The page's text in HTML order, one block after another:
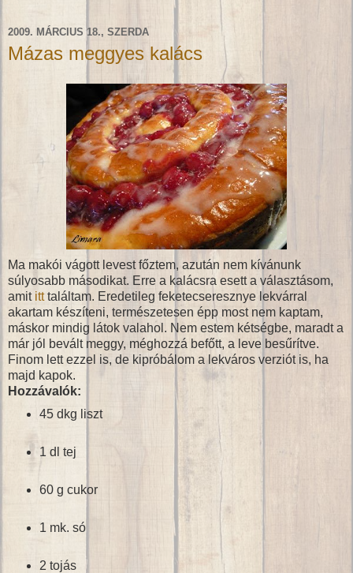
2009. MÁRCIUS 18., SZERDA
Mázas meggyes kalács
Ma makói vágott levest főztem, azután nem kívánunk
súlyosabb másodikat. Erre a kalácsra esett a választásom,
amit itttaláltam. Eredetileg feketecseresznye lekvárral
akartam készíteni, természetesen épp most nem kaptam,
máskor mindig látok valahol. Nem estem kétségbe, maradt a
már jól bevált meggy, méghozzá befőtt, a leve besűrítve.
Finom lett ezzel is, de kipróbálom a lekváros verziót is, ha
majd kapok.
Hozzávalók:
45 dkg liszt
1 dl tej
60 g cukor
1 mk. só
2 tojás